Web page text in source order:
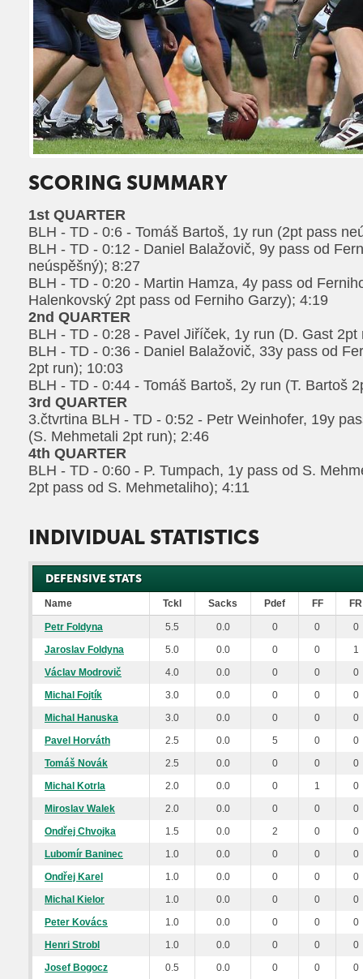
SCORING SUMMARY
1st QUARTER
BLH - TD - 0:6 - Tomáš Bartoš, 1y run (2pt pass
BLH - TD - 0:12 - Daniel Balažovič, 9y pass od
neúspěšný); 8:27
BLH - TD - 0:20 - Martin Hamza, 4y pass od
Halenkovský 2pt pass od Ferniho Garzy); 4:19
2nd QUARTER
BLH - TD - 0:28 - Pavel Jiříček, 1y run (D. Gast 2pt
BLH - TD - 0:36 - Daniel Balažovič, 33y pass od
2pt run); 10:03
BLH - TD - 0:44 - Tomáš Bartoš, 2y run (T. Bartoš
3rd QUARTER
3.čtvrtina BLH - TD - 0:52 - Petr Weinhofer, 19y
(S. Mehmetali 2pt run); 2:46
4th QUARTER
BLH - TD - 0:60 - P. Tumpach, 1y pass od S.
2pt pass od S. Mehmetaliho); 4:11
INDIVIDUAL STATISTICS
DEFENSIVE STATS
Name Tckl Sacks Pdef FF FR
Petr Foldyna 5.5 0.0 0 0
0
Jaroslav Foldyna
5.0 0.0 0 0
1
Václav Modrovič
4.0 0.0 0 0
0
Michal Fojtík
3.0 0.0 0 0
0
Michal Hanuska
3.0 0.0 0 0
0
Pavel Horváth
2.5 0.0 5 0
0
Tomáš Novák
2.5 0.0 0 0
0
Michal Kotrla
2.0 0.0 0 1
0
Miroslav Walek
2.0 0.0 0 0
0
Ondřej Chvojka
1.5 0.0 2 0
0
Lubomír Baninec
1.0 0.0 0 0
0
Ondřej Karel
1.0 0.0 0 0
0
Michal Kielor
1.0 0.0 0 0
0
Peter Kovács
1.0 0.0 0 0
0
Henri Strobl
1.0 0.0 0 0
0
Josef Bogocz
0.5 0.0 0 0
0